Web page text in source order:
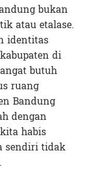
bukan
atau etalase.
identitas
di
butuh
ruang
Bandung
dengan
habis
sendiri tidak